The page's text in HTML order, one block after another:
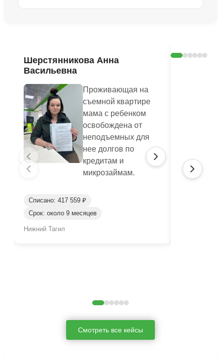
Шерстянникова Анна
Васильевна
Проживающая на
съемной квартире
мама с ребенком
освобождена от
неподъемных для
нее долгов по
кредитам и
микрозаймам.
Списано: 417 559 ₽
Срок: около 9 месяцев
Нижний Тагил
Смотреть все кейсы